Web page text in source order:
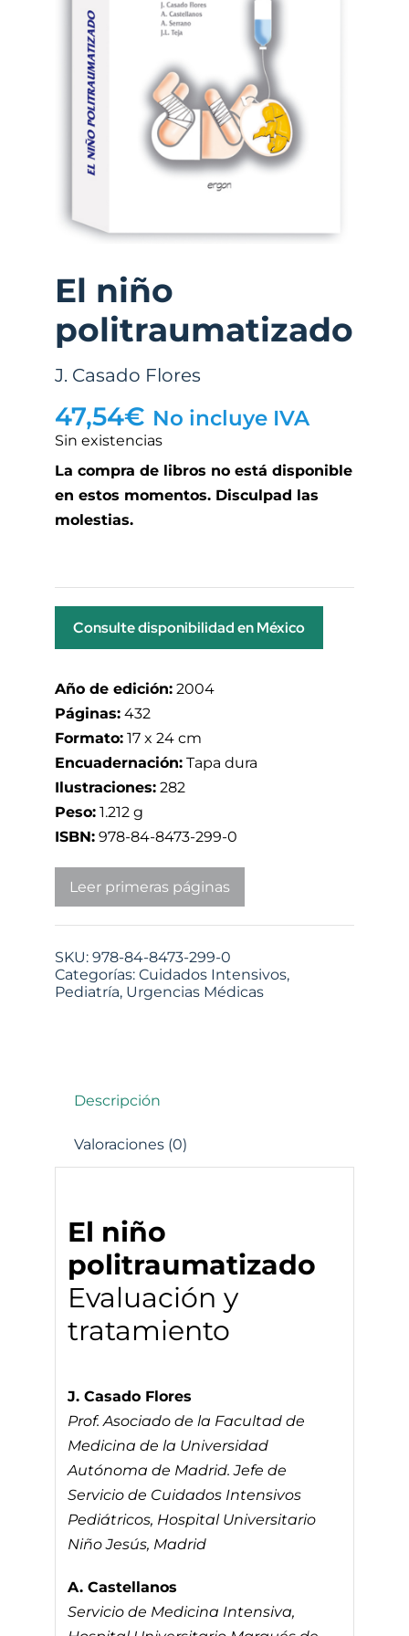
El niño
politraumatizado
J. Casado Flores
47,54€ No incluye IVA
Sin existencias
La compra de libros no está disponible
en estos momentos. Disculpad las
molestias.
Consulte disponibilidad en México
Año de edición: 2004
Páginas: 432
Formato: 17 x 24 cm
Encuadernación: Tapa dura
Ilustraciones: 282
Peso: 1.212 g
ISBN: 978-84-8473-299-0
Leer primeras páginas
SKU: 978-84-8473-299-0
Categorías: Cuidados Intensivos,
Pediatría, Urgencias Médicas
Descripción
Valoraciones (0)
El niño
politraumatizado
Evaluación y
tratamiento
J. Casado Flores
Prof. Asociado de la Facultad de
Medicina de la Universidad
Autónoma de Madrid. Jefe de
Servicio de Cuidados Intensivos
Pediátricos, Hospital Universitario
Niño Jesús, Madrid
A. Castellanos
Servicio de Medicina Intensiva,